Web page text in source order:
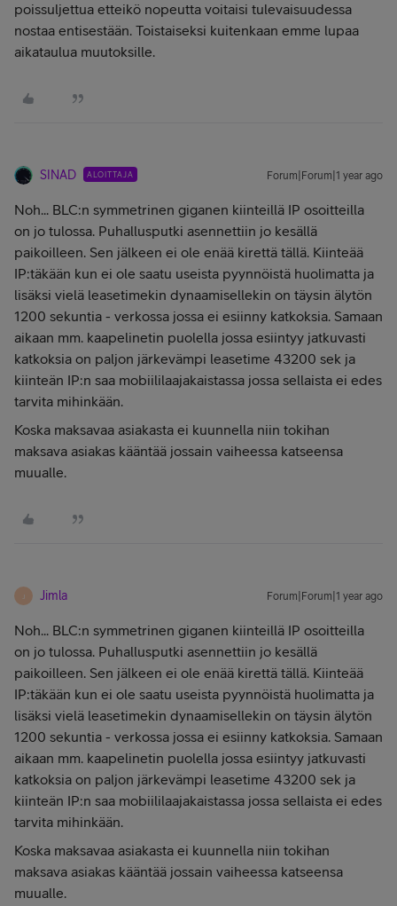
poissuljettua etteikö nopeutta voitaisi tulevaisuudessa
nostaa entisestään. Toistaiseksi kuitenkaan emme lupaa
aikataulua muutoksille.
SINAD ALOITTAJA Forum|Forum|1 year ago
Noh... BLC:n symmetrinen giganen kiinteillä IP osoitteilla
on jo tulossa. Puhallusputki asennettiin jo kesällä
paikoilleen. Sen jälkeen ei ole enää kirettä tällä. Kiinteää
IP:täkään kun ei ole saatu useista pyynnöistä huolimatta ja
lisäksi vielä leasetimekin dynaamisellekin on täysin älytön
1200 sekuntia - verkossa jossa ei esiinny katkoksia. Samaan
aikaan mm. kaapelinetin puolella jossa esiintyy jatkuvasti
katkoksia on paljon järkevämpi leasetime 43200 sek ja
kiinteän IP:n saa mobiililaajakaistassa jossa sellaista ei edes
tarvita mihinkään.
Koska maksavaa asiakasta ei kuunnella niin tokihan
maksava asiakas kääntää jossain vaiheessa katseensa
muualle.
J Jimla Forum|Forum|1 year ago
Noh... BLC:n symmetrinen giganen kiinteillä IP osoitteilla
on jo tulossa. Puhallusputki asennettiin jo kesällä
paikoilleen. Sen jälkeen ei ole enää kirettä tällä. Kiinteää
IP:täkään kun ei ole saatu useista pyynnöistä huolimatta ja
lisäksi vielä leasetimekin dynaamisellekin on täysin älytön
1200 sekuntia - verkossa jossa ei esiinny katkoksia. Samaan
aikaan mm. kaapelinetin puolella jossa esiintyy jatkuvasti
katkoksia on paljon järkevämpi leasetime 43200 sek ja
kiinteän IP:n saa mobiililaajakaistassa jossa sellaista ei edes
tarvita mihinkään.
Koska maksavaa asiakasta ei kuunnella niin tokihan
maksava asiakas kääntää jossain vaiheessa katseensa
muualle.